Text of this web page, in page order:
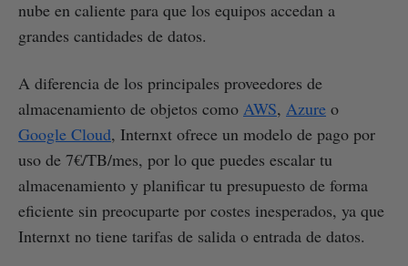
nube en caliente para que los equipos accedan a
grandes cantidades de datos.
A diferencia de los principales proveedores de
almacenamiento de objetos como AWS, Azure o
Google Cloud, Internxt ofrece un modelo de pago por
uso de 7€/TB/mes, por lo que puedes escalar tu
almacenamiento y planificar tu presupuesto de forma
eficiente sin preocuparte por costes inesperados, ya que
Internxt no tiene tarifas de salida o entrada de datos.